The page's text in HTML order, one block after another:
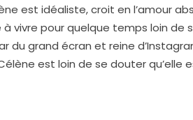
est idéaliste, croit en l’amour
à vivre pour quelque temps loin
du grand écran et reine
est loin de se douter qu’elle